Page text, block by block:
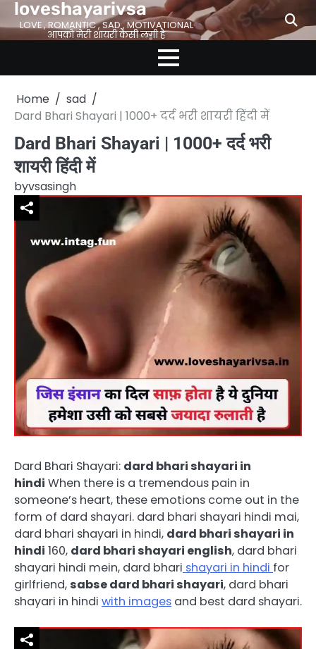
Skip
to
content
loveshayarivsa
LOVE , ROMANTIC , SAD , MOTIVATIONAL
आपको मेरी शायरी कैसी लगी है
Home
sad
Dard Bhari Shayari | 1000+ दर्द भरी शायरी हिंदी में
Dard Bhari Shayari | 1000+ दर्द भरी
शायरी हिंदी में
byvsasingh
Dard Bhari Shayari: dard bhari shayari in
hindi When there is a tremendous pain in
someone’s heart, these emotions come out in the
form of dard shayari. dard bhari shayari hindi mai,
dard bhari shayari in hindi, dard bhari shayari in
hindi 160, dard bhari shayari english, dard bhari
shayari hindi mein, dard bhari shayari in hindi for
girlfriend, sabse dard bhari shayari, dard bhari
shayari in hindi with images and best dard shayari.